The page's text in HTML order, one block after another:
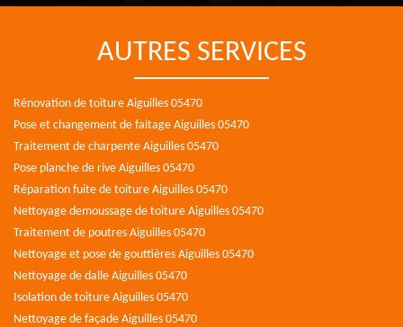
AUTRES SERVICES
Rénovation de toiture Aiguilles 05470
Pose et changement de faitage Aiguilles 05470
Traitement de charpente Aiguilles 05470
Pose planche de rive Aiguilles 05470
Réparation fuite de toiture Aiguilles 05470
Nettoyage demoussage de toiture Aiguilles 05470
Traitement de poutres Aiguilles 05470
Nettoyage et pose de gouttières Aiguilles 05470
Nettoyage de dalle Aiguilles 05470
Isolation de toiture Aiguilles 05470
Nettoyage de façade Aiguilles 05470